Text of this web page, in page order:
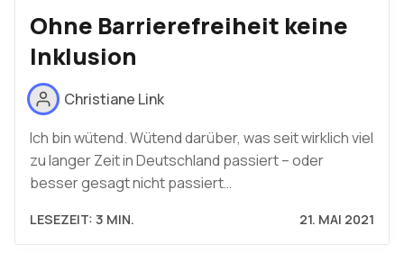
Ohne Barrierefreiheit keine
Inklusion
Christiane Link
Ich bin wütend. Wütend darüber, was seit wirklich viel
zu langer Zeit in Deutschland passiert – oder
besser gesagt nicht passiert…
LESEZEIT: 3 MIN. 21. MAI 2021